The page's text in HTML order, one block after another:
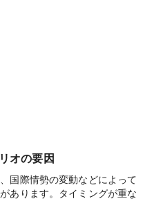
オの要因
国際情勢の変動などによって
あります。タイミングが重な